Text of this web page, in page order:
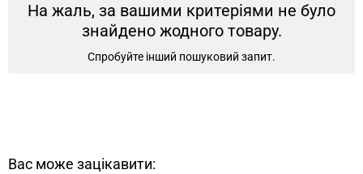
На жаль, за вашими критеріями не було
знайдено жодного товару.
Спробуйте інший пошуковий запит.
Вас може зацікавити: